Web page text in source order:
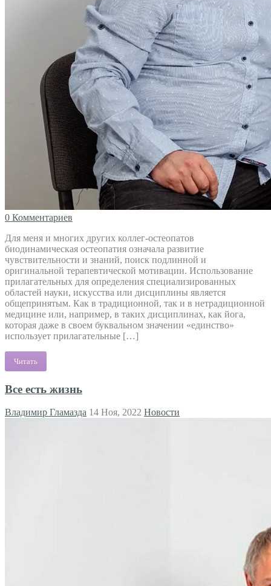
0 Комментариев
Для меня и многих других коллег-остеопатов
биодинамическая остеопатия означала развитие
чувствительности и знаний, поиск подлинной и
оригинальной терапевтической мотивации. Использование
прилагательных для определения специализированных
областей науки, искусства или дисциплины является
общепринятым. Как в традиционной, так и в нетрадиционной
медицине или, например, в таких дисциплинах, как йога,
которая даже в своем буквальном значении «единство»
использует прилагательные […]
Читать
Все есть жизнь
Владимир Гламазда 14 Ноя, 2022 Новости